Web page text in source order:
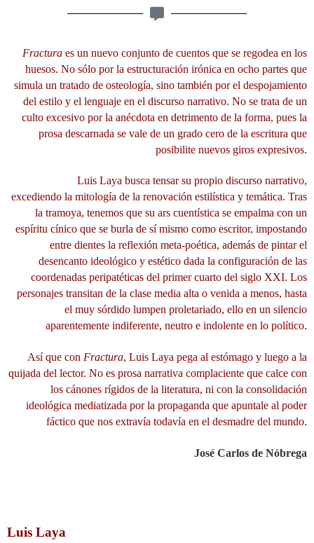
Fractura es un nuevo conjunto de cuentos que se regodea en los
huesos. No sólo por la estructuración irónica en ocho partes que
simula un tratado de osteología, sino también por el despojamiento
del estilo y el lenguaje en el discurso narrativo. No se trata de un
culto excesivo por la anécdota en detrimento de la forma, pues la
prosa descarnada se vale de un grado cero de la escritura que
posibilite nuevos giros expresivos.
Luis Laya busca tensar su propio discurso narrativo,
excediendo la mitología de la renovación estilística y temática. Tras
la tramoya, tenemos que su ars cuentística se empalma con un
espíritu cínico que se burla de sí mismo como escritor, impostando
entre dientes la reflexión meta-poética, además de pintar el
desencanto ideológico y estético dada la configuración de las
coordenadas peripatéticas del primer cuarto del siglo XXI. Los
personajes transitan de la clase media alta o venida a menos, hasta
el muy sórdido lumpen proletariado, ello en un silencio
aparentemente indiferente, neutro e indolente en lo político.
Así que con Fractura, Luis Laya pega al estómago y luego a la
quijada del lector. No es prosa narrativa complaciente que calce con
los cánones rígidos de la literatura, ni con la consolidación
ideológica mediatizada por la propaganda que apuntale al poder
fáctico que nos extravía todavía en el desmadre del mundo.
José Carlos de Nóbrega
Luis Laya